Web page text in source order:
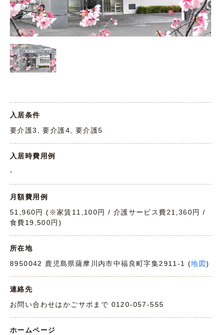
入居条件
要介護3, 要介護4, 要介護5
入居時費用例
-
月額費用例
51,960円 (※家賃11,100円 / 介護サービス費21,360円 /
食費19,500円)
所在地
8950042 鹿児島県薩摩川内市中福良町字集2911-1 (地図)
連絡先
お問い合わせはかごサポまで 0120-057-555
ホームページ